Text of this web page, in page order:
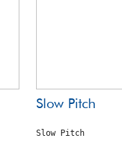
Slow Pitch
Slow Pitch